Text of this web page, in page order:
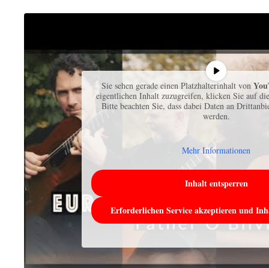
Sie sehen gerade einen Platzhalterinhalt von
eigentlichen Inhalt zuzugreifen, klicken Sie auf
Bitte beachten Sie, dass dabei Daten an
werden.
Mehr Informationen
Inhalt entsperren
Erforderlichen Service akzeptieren und